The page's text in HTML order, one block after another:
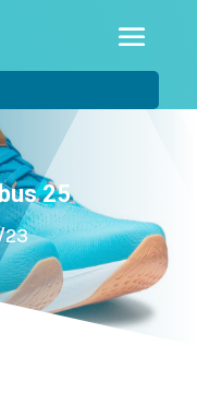
25
23